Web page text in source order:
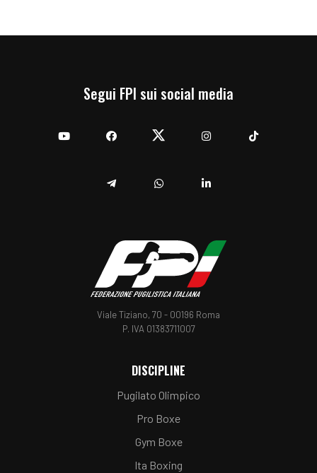
Segui FPI sui social media
Viale Tiziano, 70 - 00196 Roma
P. IVA 01383711007
DISCIPLINE
Pugilato Olimpico
Pro Boxe
Gym Boxe
Ita Boxing